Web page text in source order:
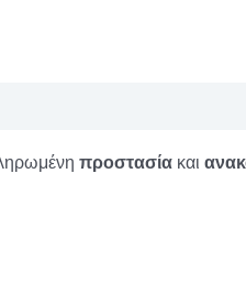
προστασία και